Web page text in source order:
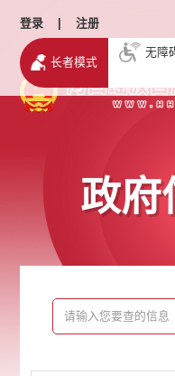
登录 | 注册
长者模式
无障
政府